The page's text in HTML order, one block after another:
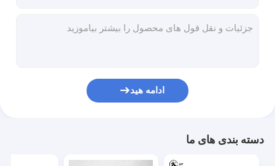
ادامه هید
دسته بندی های ما